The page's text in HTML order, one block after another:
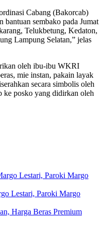
Cabang (Bakorcab)
sembako pada Jumat
Telukbetung, Kedaton,
Lampung Selatan,” jelas
oleh ibu-ibu WKRI
mie instan, pakain layak
secara simbolis oleh
ke posko yang didirkan oleh
Lestari, Paroki Margo